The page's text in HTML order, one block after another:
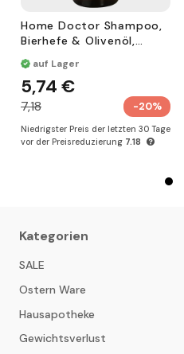
Home Doctor Shampoo,
Bierhefe & Olivenöl,
auf Lager
5,74 €
7,18 -20%
Niedrigster Preis der letzten 30 Tage
vor der Preisreduzierung 7.18
Kategorien
SALE
Ostern Ware
Hausapotheke
Gewichtsverlust